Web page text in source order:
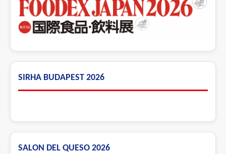
SIRHA BUDAPEST 2026
SALON DEL QUESO 2026